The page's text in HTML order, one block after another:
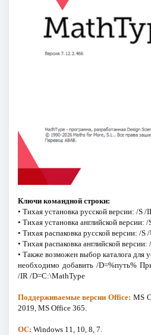
Ключи командной строки:
• Тихая установка русской версии: /S /
• Тихая установка английской версии: /
• Тихая распаковка русской версии: /S
• Тихая распаковка английской версии:
• Также возможен выбор каталога для
необходимо добавить /D=%путь%
/IR /D=C:\MathType
Поддерживаемые версии Office: MS
2019, MS Office 365.
ОС: Windows 11, 10, 8, 7.